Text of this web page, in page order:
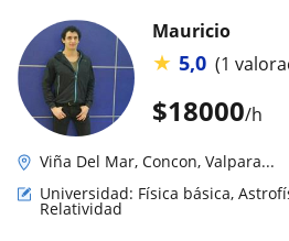
$18000/h
Mauricio
★ 5,0 (1
Viña Del Mar, Concon, Valpara...
Universidad: Física básica,
Relatividad